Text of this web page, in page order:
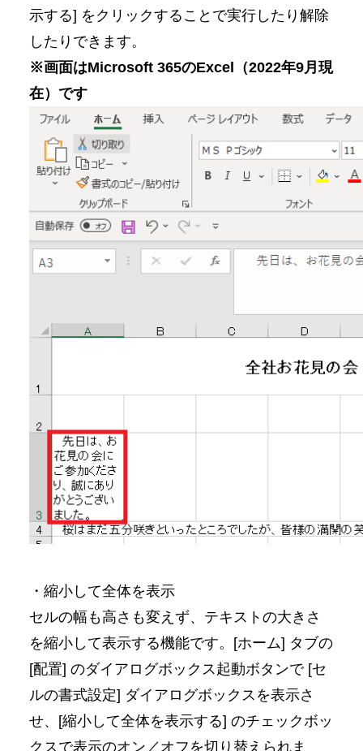
示する] をクリックすることで実行したり解除
したりできます。
※画面はMicrosoft 365のExcel（2022年9月現
在）です
・縮小して全体を表示
セルの幅も高さも変えず、テキストの大きさ
を縮小して表示する機能です。[ホーム] タブの
[配置] のダイアログボックス起動ボタンで [セ
ルの書式設定] ダイアログボックスを表示さ
せ、[縮小して全体を表示する] のチェックボッ
クスで表示のオン／オフを切り替えられま